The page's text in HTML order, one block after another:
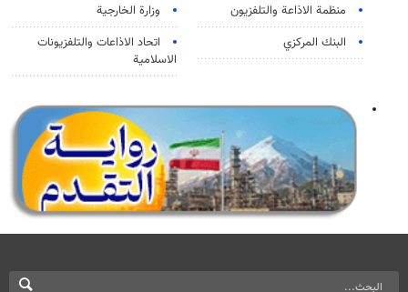
منظمة الاذاعة والتلفزیون
وزارة الخارجية
البنك المركزي
اتحاد الاذاعات والتلفزيونات
الاسلامية